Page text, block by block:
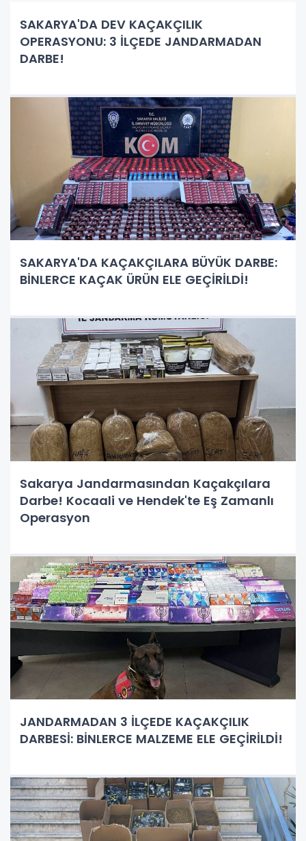
SAKARYA'DA DEV KAÇAKÇILIK
OPERASYONU: 3 İLÇEDE JANDARMADAN
DARBE!
SAKARYA'DA KAÇAKÇILARA BÜYÜK DARBE:
BİNLERCE KAÇAK ÜRÜN ELE GEÇİRİLDİ!
Sakarya Jandarmasından Kaçakçılara
Darbe! Kocaali ve Hendek'te Eş Zamanlı
Operasyon
JANDARMADAN 3 İLÇEDE KAÇAKÇILIK
DARBESİ: BİNLERCE MALZEME ELE GEÇİRİLDİ!